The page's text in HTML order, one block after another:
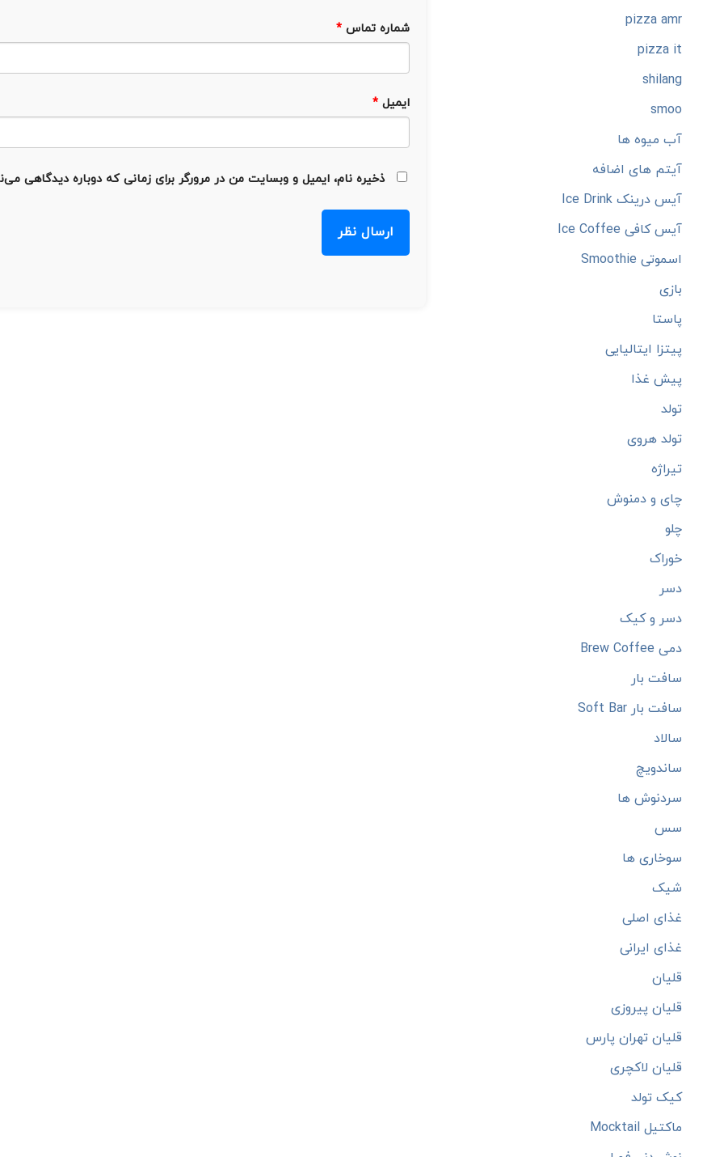
pizza amr
pizza it
shilang
smoo
آب میوه ها
آیتم های اضافه
آیس درینک Ice Drink
آیس کافی Ice Coffee
اسموتی Smoothie
بازی
پاستا
پیتزا ایتالیایی
پیش غذا
تولد
تولد هروی
تیراژه
چای و دمنوش
چلو
خوراک
دسر
دسر و کیک
دمی Brew Coffee
سافت بار
سافت بار Soft Bar
سالاد
ساندویچ
سردنوش ها
سس
سوخاری ها
شیک
غذای اصلی
غذای ایرانی
قلیان
قلیان پیروزی
قلیان تهران پارس
قلیان لاکچری
کیک تولد
ماکتیل Mocktail
شماره تماس *
ایمیل *
ذخیره نام، ایمیل و وبسایت من در مرورگر برای زمانی که دوباره دیدگاهی